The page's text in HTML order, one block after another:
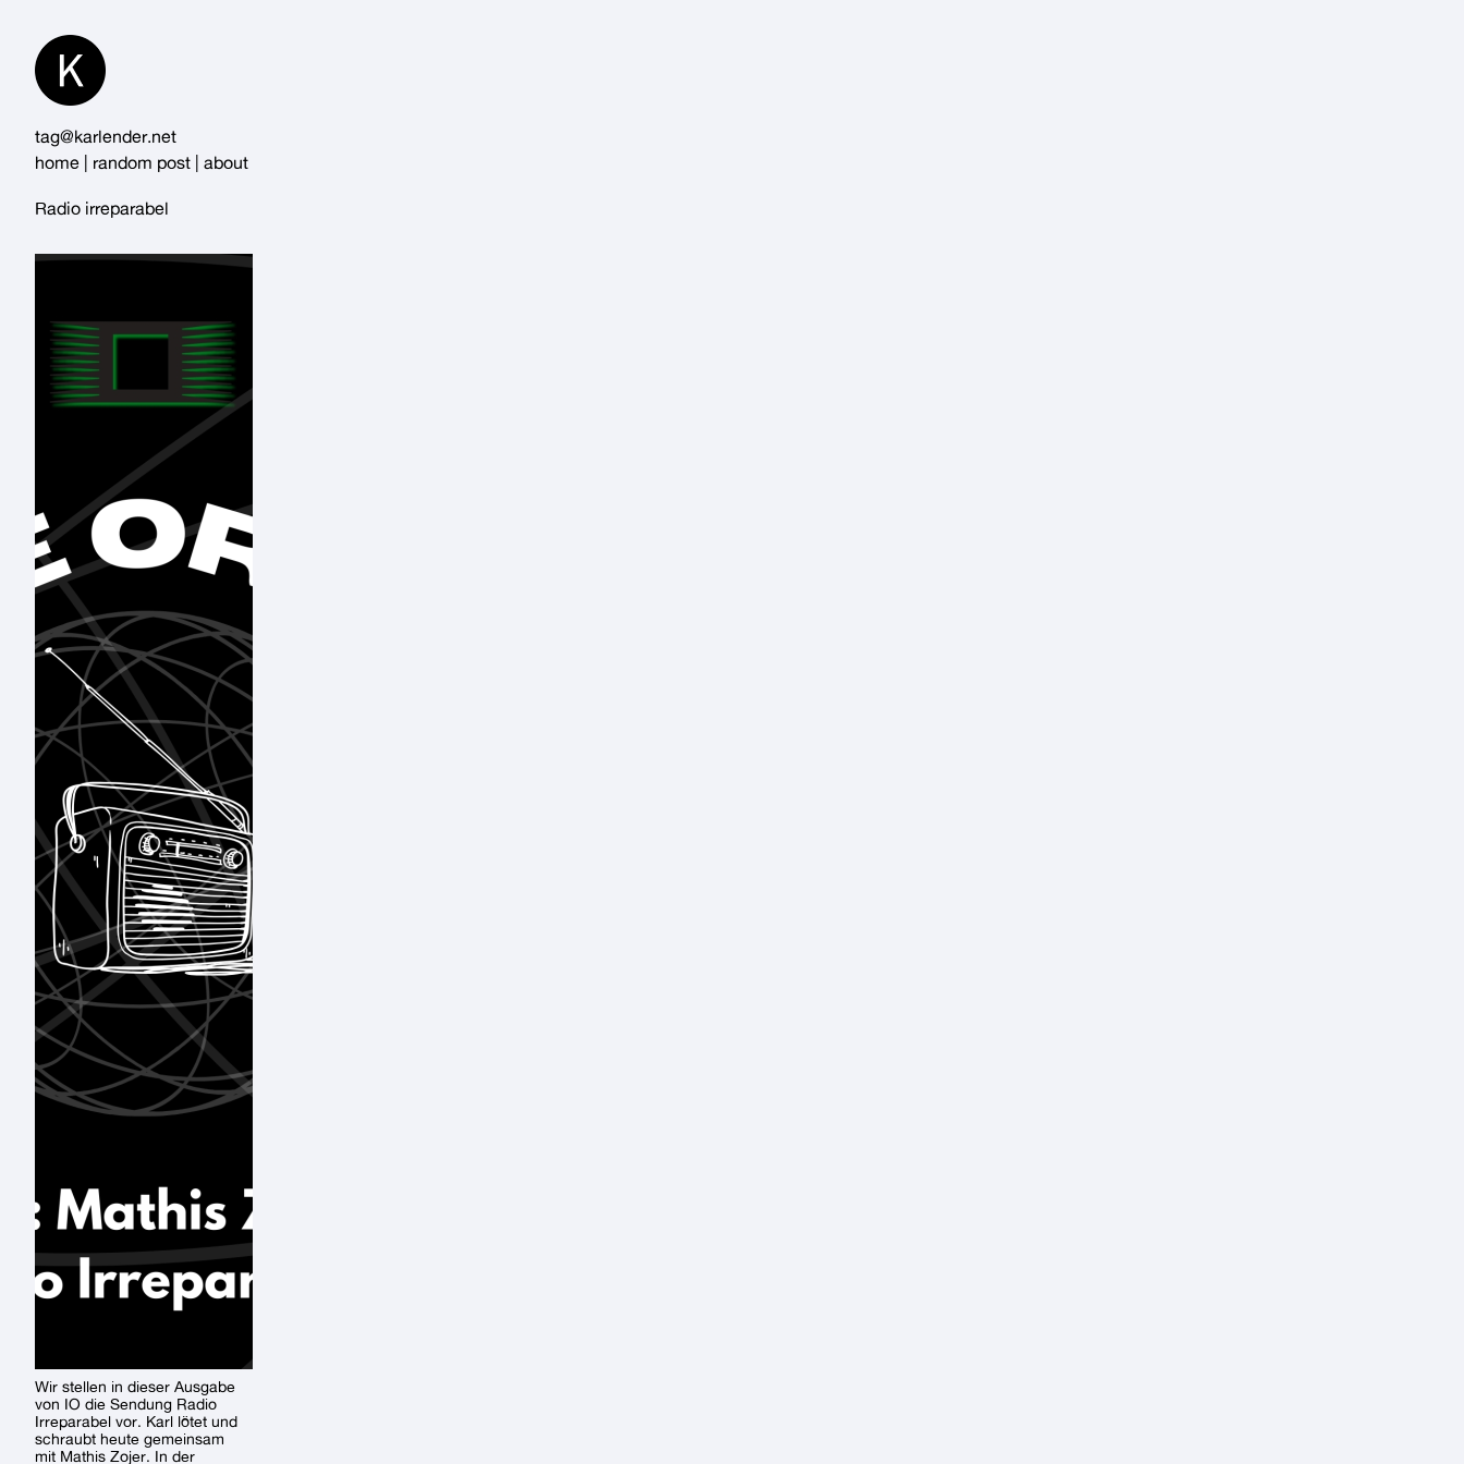
Content
tag@karlender.net
home
random post about
Radio irreparabel
Wir stellen in dieser Ausgabe
von IO die Sendung Radio
Irreparabel vor. Karl lötet und
schraubt heute gemeinsam
mit Mathis Zojer. In der